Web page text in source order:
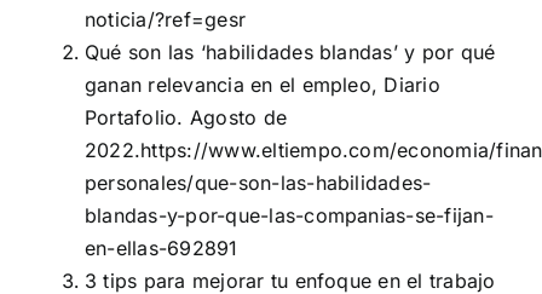
noticia/?ref=gesr
Qué son las ‘habilidades blandas’ y por qué
ganan relevancia en el empleo, Diario
Portafolio. Agosto de
2022.https://www.eltiempo.com/economia/
personales/que-son-las-habilidades-
blandas-y-por-que-las-companias-se-fijan-
en-ellas-692891
3 tips para mejorar tu enfoque en el trabajo